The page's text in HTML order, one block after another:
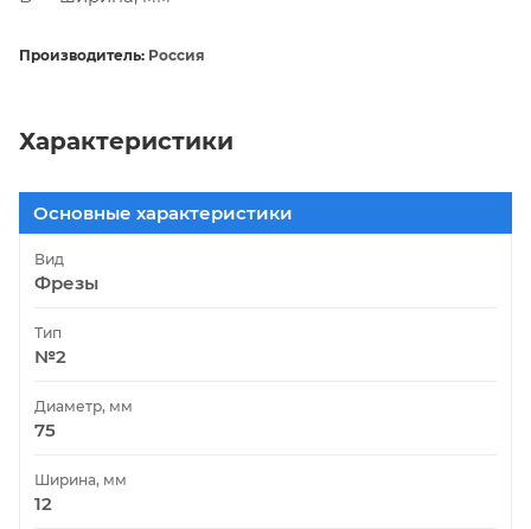
Производитель: Россия
Характеристики
Основные характеристики
Вид
Фрезы
Тип
№2
Диаметр, мм
75
Ширина, мм
12